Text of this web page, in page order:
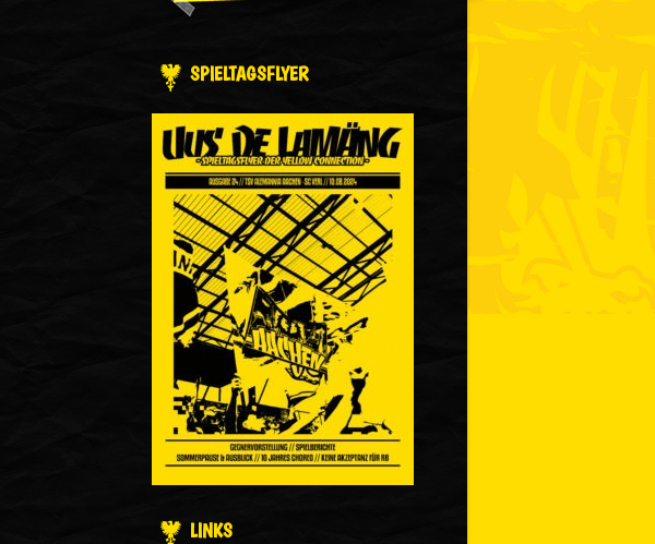
SPIELTAGSFLYER
LINKS